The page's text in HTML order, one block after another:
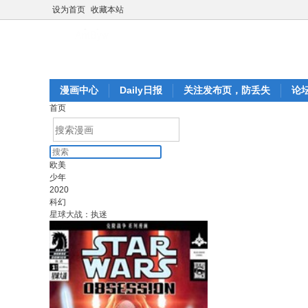
设为首页 收藏本站
漫画中心 Daily日报 关注发布页，防丢失 论
首页
欧美
少年
2020
科幻
星球大战：执迷